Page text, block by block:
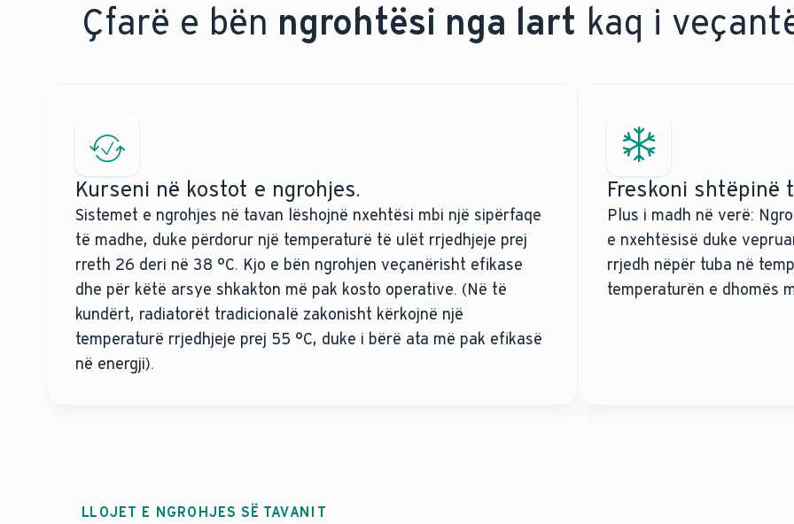
Çfarë e bën ngrohtësi nga lart kaq i
Kurseni në kostot e ngrohjes.
Sistemet e ngrohjes në tavan lëshojnë nxehtësi mbi një sipërfaqe
të madhe, duke përdorur një temperaturë të ulët rrjedhjeje prej
rreth 26 deri në 38 °C. Kjo e bën ngrohjen veçanërisht efikase
dhe për këtë arsye shkakton më pak kosto operative. (Në të
kundërt, radiatorët tradicionalë zakonisht kërkojnë një
temperaturë rrjedhjeje prej 55 °C, duke i bërë ata më pak efikasë
në energji).
Freskoni shtëpinë
Plus i madh në verë:
e nxehtësisë duke
rrjedh nëpër tuba në
temperaturën e dhomës
LLOJET E NGROHJES SË TAVANIT